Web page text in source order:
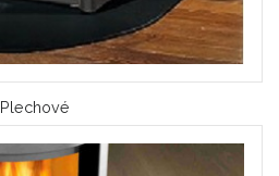
Plechové